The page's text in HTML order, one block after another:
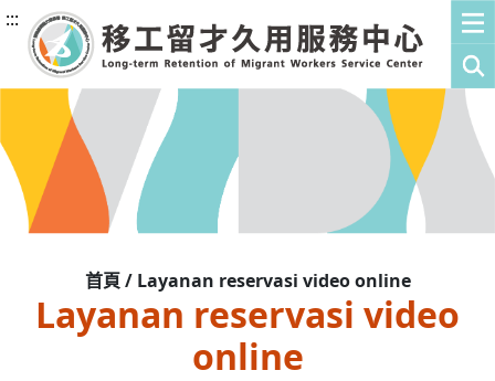
:::
首頁 / Layanan reservasi video online
Layanan reservasi video
online